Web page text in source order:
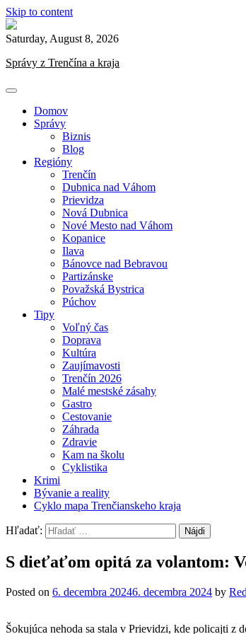
Skip to content
Saturday, August 8, 2026
Správy z Trenčína a kraja
Domov
Správy
Biznis
Blog
Regióny
Trenčín
Dubnica nad Váhom
Prievidza
Nová Dubnica
Nové Mesto nad Váhom
Kopanice
Ilava
Bánovce nad Bebravou
Partizánske
Považská Bystrica
Púchov
Tipy
Voľný čas
Doprava
Kultúra
Zaujímavosti
Trenčín 2026
Malé mestské zásahy
Gastro
Cestovanie
Záhrada
Zdravie
Kam na školu
Cyklistika
Krimi
Bývanie a reality
Cyklo mapa Trenčianskeho kraja
Hľadať:
S dieťaťom opitá za volantom:
Posted on 6. decembra 20246. decembra 2024 by
Šokujúca nehoda sa stala v Prievidzi, kde policajti z